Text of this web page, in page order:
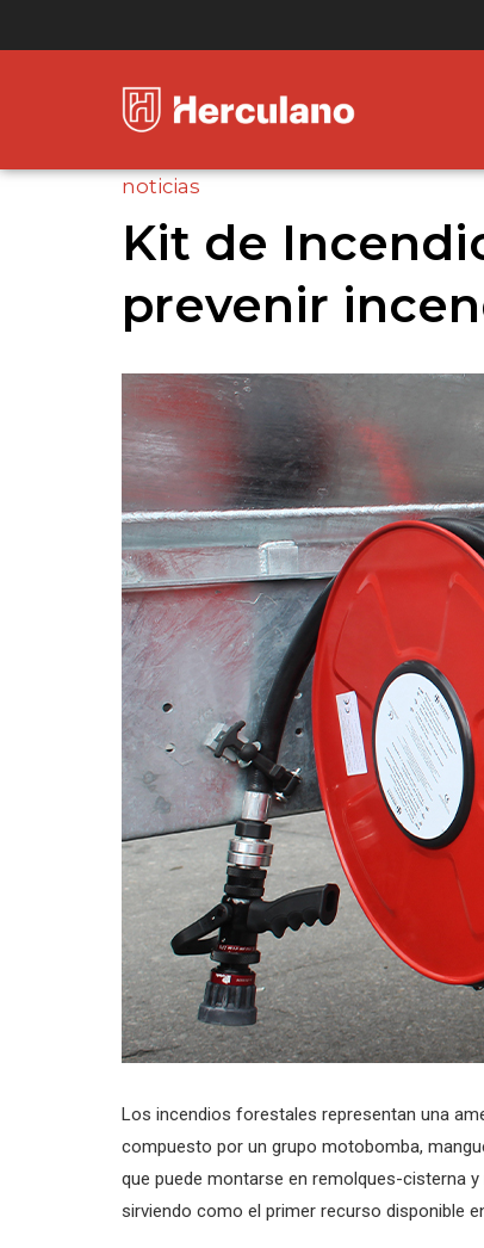
noticias
Kit de
prevenir
Los incendios forestales representan una
compuesto por un grupo motobomba,
que puede montarse en remolques-cisterna
sirviendo como el primer recurso disponible